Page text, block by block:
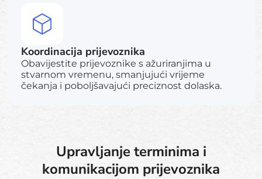
Koordinacija prijevoznika
Obavijestite prijevoznike s ažuriranjima u
stvarnom vremenu, smanjujući vrijeme
čekanja i poboljšavajući preciznost dolaska.
Upravljanje terminima i
komunikacijom prijevoznika